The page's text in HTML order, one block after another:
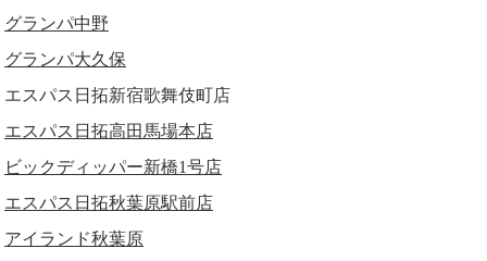
グランパ中野
グランパ大久保
エスパス日拓新宿歌舞伎町店
エスパス日拓高田馬場本店
ビックディッパー新橋1号店
エスパス日拓秋葉原駅前店
アイランド秋葉原